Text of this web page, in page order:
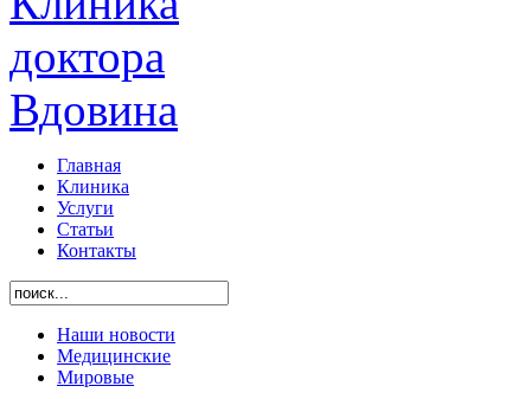
Главная
Клиника
Услуги
Статьи
Контакты
Наши новости
Медицинские
Мировые